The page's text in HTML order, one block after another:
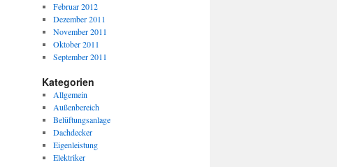
Februar 2012
Dezember 2011
November 2011
Oktober 2011
September 2011
Kategorien
Allgemein
Außenbereich
Belüftungsanlage
Dachdecker
Eigenleistung
Elektriker